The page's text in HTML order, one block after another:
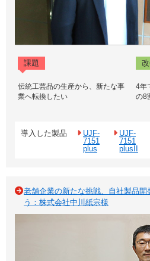
課題
伝統工芸品の生産から、新たな事
業へ転換したい
4年
の8
導入した製品
UJF-
7151
plus
UJF-
7151
plusII
老舗企業の新たな挑戦、自社製品
う：株式会社中川紙宗様